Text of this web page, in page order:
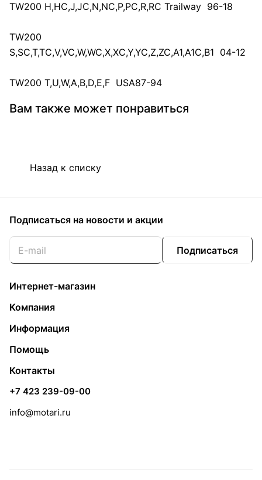
TW200 H,HC,J,JC,N,NC,P,PC,R,RC Trailway 96-18
TW200
S,SC,T,TC,V,VC,W,WC,X,XC,Y,YC,Z,ZC,A1,A1C,B1 04-12
TW200 T,U,W,A,B,D,E,F USA87-94
Вам также может понравиться
Назад к списку
Подписаться на новости и акции
Подписаться
Интернет-магазин
Компания
Информация
Помощь
Контакты
+7 423 239-09-00
info@motari.ru